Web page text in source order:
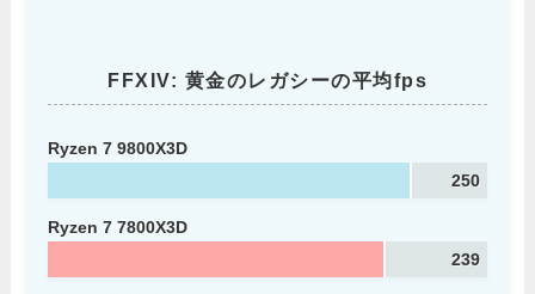
FFXIV: 黄金のレガシーの平均fps
Ryzen 7 9800X3D
250
Ryzen 7 7800X3D
239